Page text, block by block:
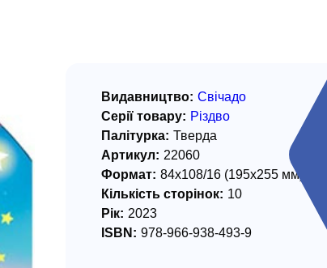
Книги іноземними мовами
Лідерство
Нерелігійні видання
Церковні традиції
Служіння Церкви
Публіцистика
Видавництво: Свічадо
Серії товару: Різдво
Палітурка: Тверда
Артикул: 22060
Формат: 84х108/16 (195х255 мм)
Кількість сторінок: 10
Рік: 2023
ISBN: 978-966-938-493-9